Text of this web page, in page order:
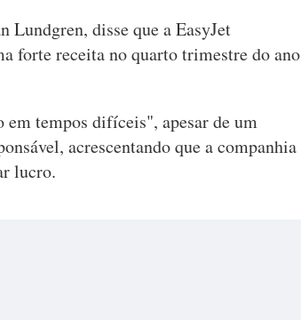
Lundgren, disse que a EasyJet
forte receita no quarto trimestre do ano
em tempos difíceis", apesar de um
acrescentando que a companhia
lucro.